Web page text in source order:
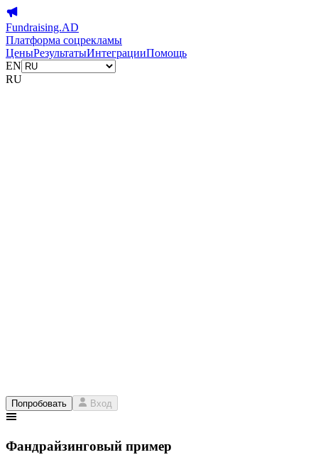
Fundraising.AD
Платформа соцрекламы
ЦеныРезультатыИнтеграцииПомощь
EN
RU
Попробовать Вход
Фандрайзинговый пример